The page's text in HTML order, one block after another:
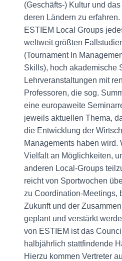
(Geschäfts-) Kultur und
deren Ländern zu
ESTIEM Local Groups
weltweit größten
(Tournament In
Skills), hoch akademische
Lehrveranstaltungen mit
Professoren, die sog.
eine europaweite
jeweils aktuellen Thema,
die Entwicklung der
Managements haben wird.
Vielfalt an Möglichkeiten,
anderen Local-Groups
reicht von Sportwochen
zu Coordination-Meetings,
Zukunft und der
geplant und verstärkt
von ESTIEM ist das
halbjährlich stattfindende
Hierzu kommen Vertreter